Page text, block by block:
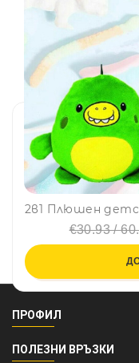
€30.93 /
ПРОФИЛ
ПОЛЕЗНИ ВРЪЗКИ